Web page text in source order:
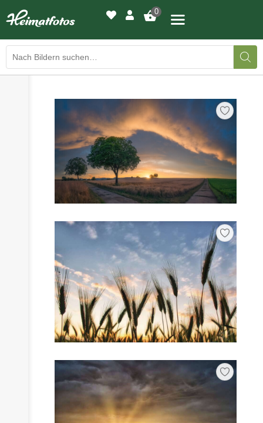
0
BILDERGALERIE
DRUCKQUALITÄTEN
LED-LEUCHTBILDER
WIR DRUCKEN IHR BILD
AUSSTELLUNGEN
HEIMATLICHTER
KONTAKT